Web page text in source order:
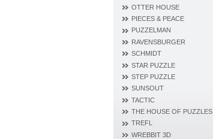
OTTER HOUSE
PIECES & PEACE
PUZZELMAN
RAVENSBURGER
SCHMIDT
STAR PUZZLE
STEP PUZZLE
SUNSOUT
TACTIC
THE HOUSE OF PUZZLES
TREFL
WREBBIT 3D